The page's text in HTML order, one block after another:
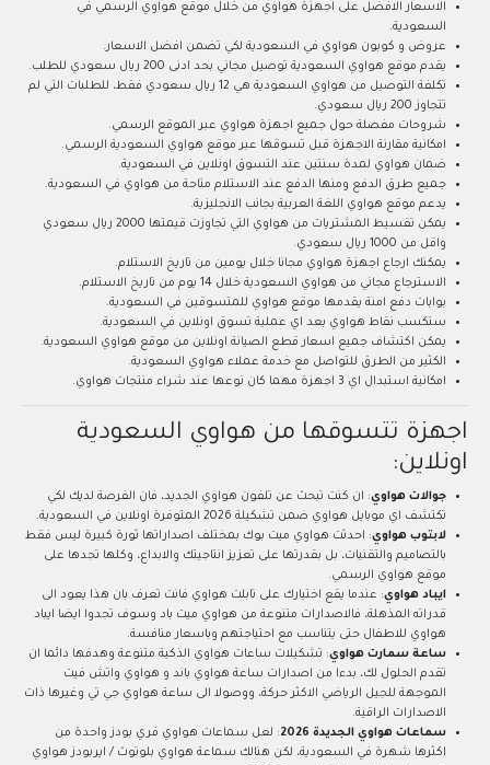
الاسعار الافضل على اجهزة هواوي من خلال موقع هواوي الرسمي في
السعودية.
عروض و كوبون هواوي في السعودية لكي تضمن افضل الاسعار.
يقدم موقع هواوي السعودية توصيل مجاني بحد ادنى 200 ريال سعودي للطلب.
تكلفة التوصيل من هواوي السعودية هي 12 ريال سعودي فقط، للطلبات التي لم
تتجاوز 200 ريال سعودي.
شروحات مفصلة حول جميع اجهزة هواوي عبر الموقع الرسمي.
امكانية مقارنة الاجهزة قبل تسوقها عبر موقع هواوي السعودية الرسمي.
ضمان هواوي لمدة سنتين عند التسوق اونلاين في السعودية.
جميع طرق الدفع ومنها الدفع عند الاستلام متاحة من هواوي في السعودية.
يدعم موقع هواوي اللغة العربية بجانب الانجليزية.
يمكن تقسيط المشتريات من هواوي التي تجاوزت قيمتها 2000 ريال سعودي
واقل من 1000 ريال سعودي.
يمكنك ارجاع اجهزة هواوي مجانا خلال يومين من تاريخ الاستلام.
الاسترجاع مجاني من هواوي السعودية خلال 14 يوم من تاريخ الاستلام.
بوابات دفع امنة يقدمها موقع هواوي للمتسوقين في السعودية.
ستكسب نقاط هواوي بعد اي عملية تسوق اونلاين في السعودية.
يمكن اكتشاف جميع اسعار قطع الصيانة اونلاين من موقع هواوي السعودية.
الكثير من الطرق للتواصل مع خدمة عملاء هواوي السعودية.
امكانية استبدال اي 3 اجهزة مهما كان نوعها عند شراء منتجات هواوي.
اجهزة تتسوقها من هواوي السعودية
اونلاين:
جوالات هواوي: ان كنت تبحث عن تلفون هواوي الجديد، فان الفرصة لديك لكي
تكتشف اي موبايل هواوي ضمن تشكيلة 2026 المتوفرة اونلاين في السعودية.
لابتوب هواوي: احدثت هواوي ميت بوك بمختلف اصداراتها ثورة كبيرة ليس فقط
بالتصاميم والتقنيات، بل بقدرتها على تعزيز انتاجيتك والابداع، وكلها تجدها على
موقع هواوي الرسمي.
ايباد هواوي: عندما يقع اختيارك على تابلت هواوي فانت تعرف بان هذا يعود الى
قدراته المذهلة، فالاصدارات متنوعة من هواوي ميت باد وسوف تجدوا ايضا ايباد
هواوي للاطفال حتى يتناسب مع احتياجتهم وباسعار منافسة.
ساعة سمارت هواوي: تشكيلات ساعات هواوي الذكية متنوعة وهدفها دائما ان
تقدم الحلول لك، بدءا من اصدارات ساعة هواوي باند و هواوي واتش فيت
الموجهة للجيل الرياضي الاكثر حركة، ووصولا الى ساعة هواوي جي تي وغيرها ذات
الاصدارات الراقية.
سماعات هواوي الجديدة 2026
: لعل سماعات هواوي فري بودز واحدة من
اكثرها شهرة في السعودية، لكن هنالك سماعة هواوي بلوتوث / ايربودز هواوي